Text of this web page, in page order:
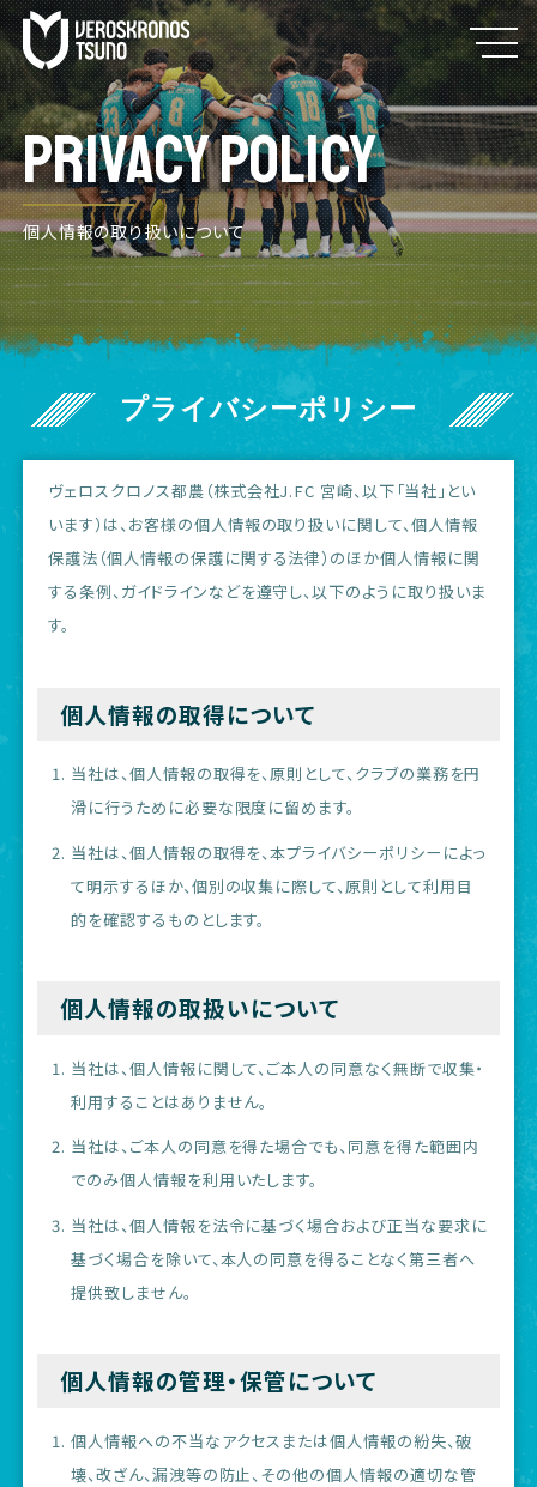
PRIVACY POLICY
個人情報の取り扱いについて
プライバシーポリシー
ヴェロスクロノス都農（株式会社J.FC 宮崎、以下「当社」とい
います）は、お客様の個人情報の取り扱いに関して、個人情報
保護法（個人情報の保護に関する法律）のほか個人情報に関
する条例、ガイドラインなどを遵守し、以下のように取り扱いま
す。
個人情報の取得について
当社は、個人情報の取得を、原則として、クラブの業務を円
滑に行うために必要な限度に留めます。
当社は、個人情報の取得を、本プライバシーポリシーによっ
て明示するほか、個別の収集に際して、原則として利用目
的を確認するものとします。
個人情報の取扱いについて
当社は、個人情報に関して、ご本人の同意なく無断で収集・
利用することはありません。
当社は、ご本人の同意を得た場合でも、同意を得た範囲内
でのみ個人情報を利用いたします。
当社は、個人情報を法令に基づく場合および正当な要求に
基づく場合を除いて、本人の同意を得ることなく第三者へ
提供致しません。
個人情報の管理・保管について
個人情報への不当なアクセスまたは個人情報の紛失、破
壊、改ざん、漏洩等の防止、その他の個人情報の適切な管